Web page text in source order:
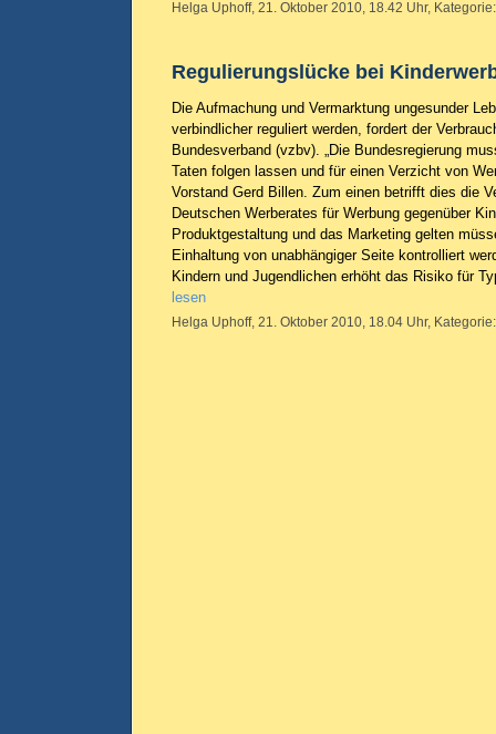
Helga Uphoff, 21. Oktober 2010, 18.42 Uhr,
Regulierungslücke bei
Die Aufmachung und Vermarktung ungesunder
verbindlicher reguliert werden, fordert der
Bundesverband (vzbv). „Die Bundesregierung
Taten folgen lassen und für einen Verzicht von
Vorstand Gerd Billen. Zum einen betrifft dies die
Deutschen Werberates für Werbung gegenüber
Produktgestaltung und das Marketing gelten
Einhaltung von unabhängiger Seite kontrolliert
Kindern und Jugendlichen erhöht das Risiko für
lesen
Helga Uphoff, 21. Oktober 2010, 18.04 Uhr,